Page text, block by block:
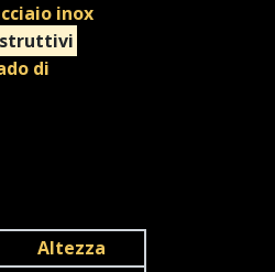
inox
di
Altezza